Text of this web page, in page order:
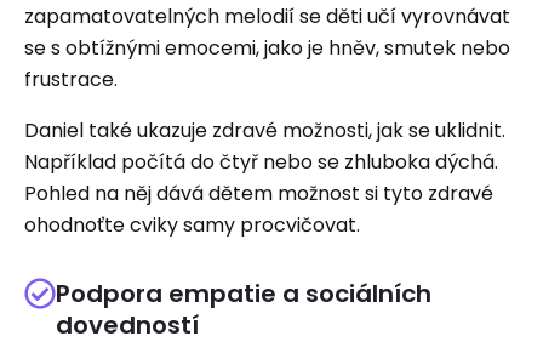
zapamatovatelných melodií se děti učí vyrovnávat
se s obtížnými emocemi, jako je hněv, smutek nebo
frustrace.
Daniel také ukazuje zdravé možnosti, jak se uklidnit.
Například počítá do čtyř nebo se zhluboka dýchá.
Pohled na něj dává dětem možnost si tyto zdravé
ohodnoťte cviky samy procvičovat.
Podpora empatie a sociálních
dovedností